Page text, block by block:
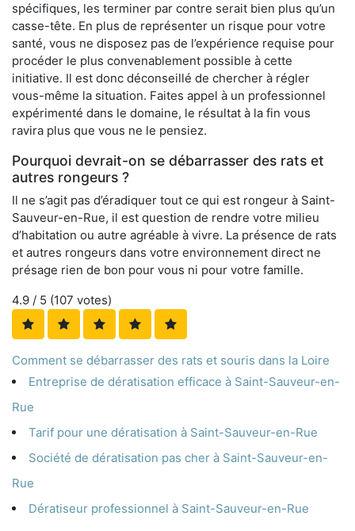
spécifiques, les terminer par contre serait bien plus qu’un
casse-tête. En plus de représenter un risque pour votre
santé, vous ne disposez pas de l’expérience requise pour
procéder le plus convenablement possible à cette
initiative. Il est donc déconseillé de chercher à régler
vous-même la situation. Faites appel à un professionnel
expérimenté dans le domaine, le résultat à la fin vous
ravira plus que vous ne le pensiez.
Pourquoi devrait-on se débarrasser des rats et
autres rongeurs ?
Il ne s’agit pas d’éradiquer tout ce qui est rongeur à Saint-
Sauveur-en-Rue, il est question de rendre votre milieu
d’habitation ou autre agréable à vivre. La présence de rats
et autres rongeurs dans votre environnement direct ne
présage rien de bon pour vous ni pour votre famille.
4.9 / 5 (107 votes)
Comment se débarrasser des rats et souris dans la Loire
Entreprise de dératisation efficace à Saint-Sauveur-en-
Rue
Tarif pour une dératisation à Saint-Sauveur-en-Rue
Société de dératisation pas cher à Saint-Sauveur-en-
Rue
Dératiseur professionnel à Saint-Sauveur-en-Rue